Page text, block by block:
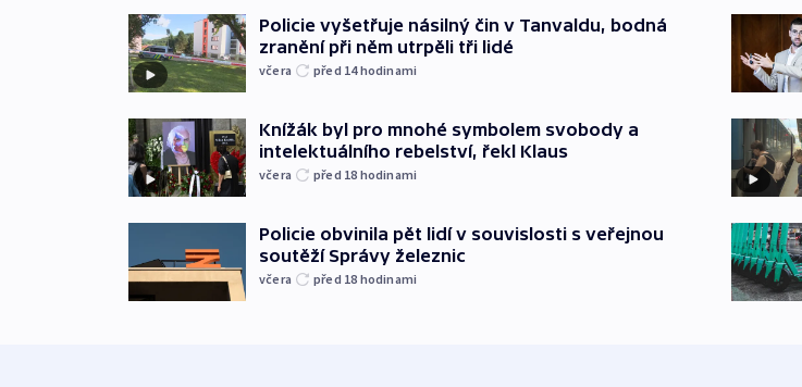
Policie vyšetřuje násilný čin v Tanvaldu, bodná
zranění při něm utrpěli tři lidé
včera před 14hodinami
Knížák byl pro mnohé symbolem svobody a
intelektuálního rebelství, řekl Klaus
včera před 18 hodinami
Policie obvinila pět lidí v souvislosti s veřejnou
soutěží Správy železnic
včera před 18 hodinami